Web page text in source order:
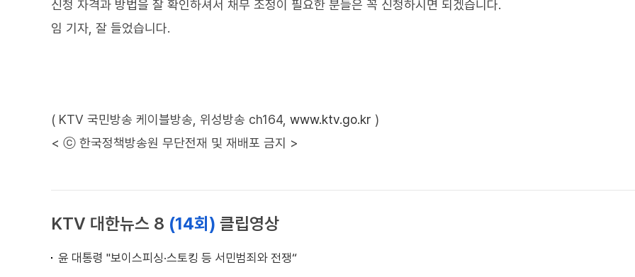
신청 자격과 방법을 잘 확인하셔서 채무 조정이 필요한 분들은 꼭 신청하시면 되겠습니다.
임 기자, 잘 들었습니다.
( KTV 국민방송 케이블방송, 위성방송 ch164, www.ktv.go.kr )
< ⓒ 한국정책방송원 무단전재 및 재배포 금지 >
KTV 대한뉴스 8 (14회) 클립영상
윤 대통령 "보이스피싱·스토킹 등 서민범죄와 전쟁“